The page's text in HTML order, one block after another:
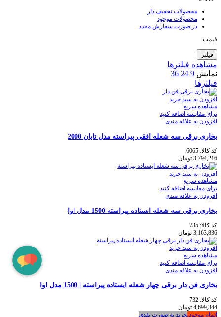
محصولات تخفیف دار
محصولات موجود
در صورت سفارش مجدد
قیمت
فیلتر
مشاهده فیلترها
نمایش 9
24
36
فیلترها
افزودن به سبد خرید
مشاهده سریع
برای مقایسه اضافه کنید
افزودن به علاقه مندی
بخاری برقی سه شعله افقی پیراسته مدل تابان 2000
کد کالا: 6065
3,794,216 تومان
افزودن به سبد خرید
مشاهده سریع
برای مقایسه اضافه کنید
افزودن به علاقه مندی
بخاری برقی سه شعله ایستاده پیراسته 1500 مدل اوا
کد کالا: 735
3,163,836 تومان
افزودن به سبد خرید
مشاهده سریع
برای مقایسه اضافه کنید
افزودن به علاقه مندی
بخاری فن دار برقی چهار شعله ایستاده پیراسته | 1500 مدل اوا
کد کالا: 732
4,699,344 تومان
اتمام موجودیخرید به صورت نقدی